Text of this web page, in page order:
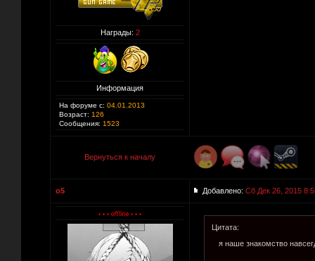
Награды: 2
Информация
На форуме с: 04.01.2013
Возраст: 126
Сообщения: 1523
Вернуться к началу
o5 Добавлено: Сб Дек 26, 2015
Цитата:
я наше знакомство